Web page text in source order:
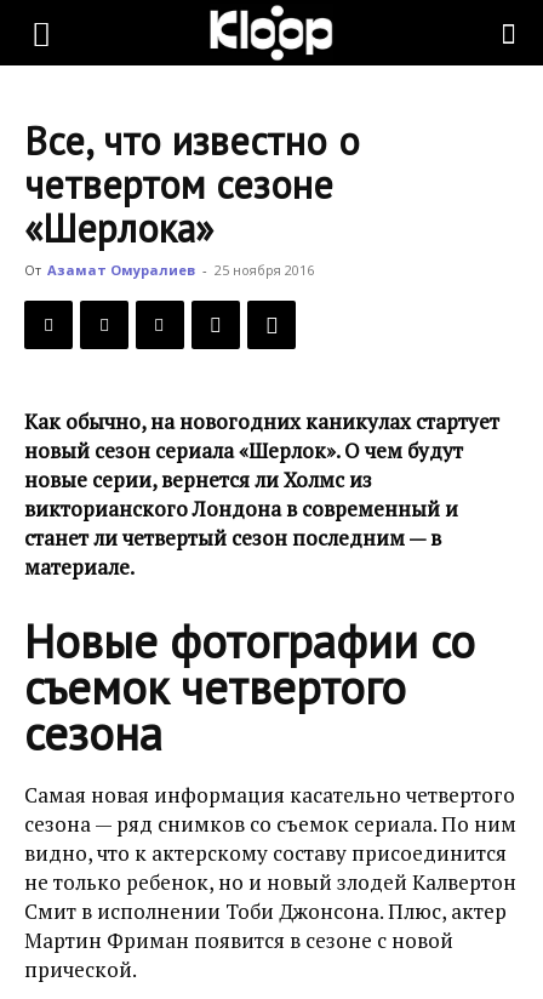
KLOOP.KG
Новости
Кыргызстана
Все, что известно о
четвертом сезоне
«Шерлока»
От Азамат Омуралиев - 25 ноября 2016
Как обычно, на новогодних каникулах стартует
новый сезон сериала «Шерлок». О чем будут
новые серии, вернется ли Холмс из
викторианского Лондона в современный и
станет ли четвертый сезон последним — в
материале.
Новые фотографии со
съемок четвертого
сезона
Самая новая информация касательно четвертого
сезона — ряд снимков со съемок сериала. По ним
видно, что к актерскому составу присоединится
не только ребенок, но и новый злодей Калвертон
Смит в исполнении Тоби Джонсона. Плюс, актер
Мартин Фриман появится в сезоне с новой
прической.